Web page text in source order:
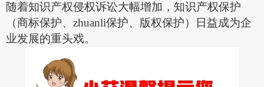
随着知识产权侵权诉讼大幅增加，知识产权保护
（商标保护、zhuanli保护、版权保护）日益成为企
业发展的重头戏。